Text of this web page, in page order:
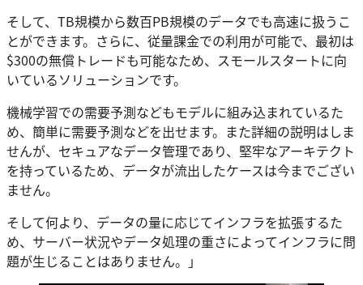
そして、TB規模から数百PB規模のデータでも高速に扱うこ
とができます。さらに、従量課金での利用が可能で、最初は
$300の無償トレードも可能なため、スモールスタートに向
いているソリューションです。
機械学習での需要予測などもモデルに組み込まれているた
め、簡単に需要予測などを出せます。また詳細の説明はしま
せんが、セキュアなデータ管理であり、堅牢なアーキテクト
を持っているため、データが流出したケースは今までござい
ません。
そして何より、データの量に応じてインフラを拡張するた
め、サーバー状況やデータ処理の重さによってインフラに問
題が生じることはありません。」